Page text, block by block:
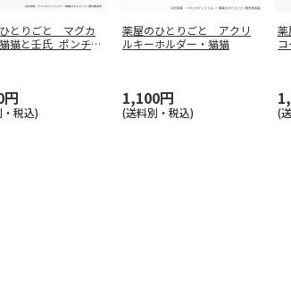
とりごと マグカ
猫と壬氏_ポンチョ
税込)
薬屋のひとりごと アクリ
ルキーホルダー・猫猫
1,100円
(送料別・税込) (